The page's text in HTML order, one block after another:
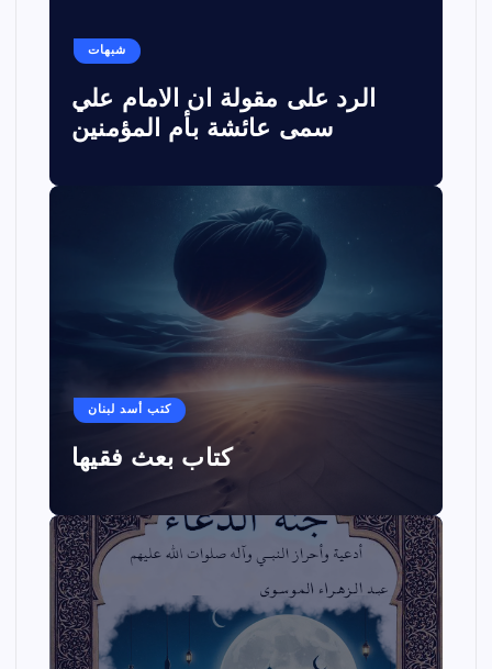
شبهات
الرد على مقولة ان الامام علي
سمى عائشة بأم المؤمنين
كتب أسد لبنان
كتاب بعث فقيها